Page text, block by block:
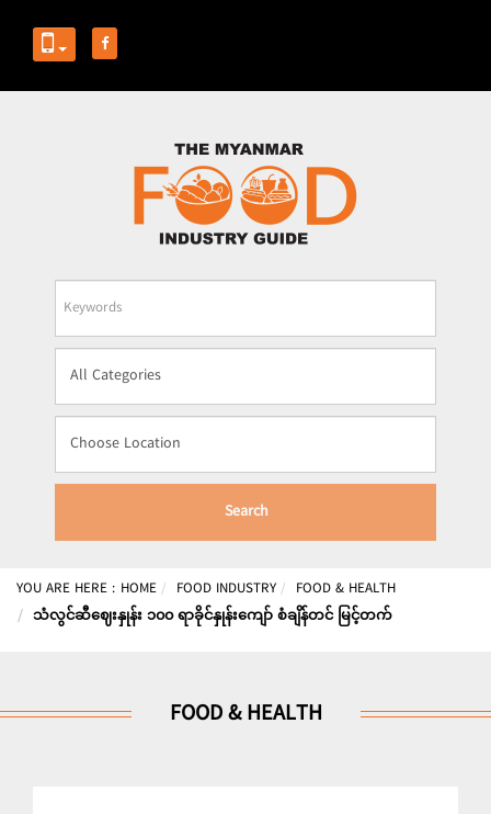
Business
Name
Search
YOU ARE HERE : HOME FOOD INDUSTRY
FOOD & HEALTH
သံလွင်ဆီဈေးနှုန်း ၁၀၀ ရာခိုင်နှုန်းကျော် စံချိန်တင် မြင့်တက်
FOOD & HEALTH